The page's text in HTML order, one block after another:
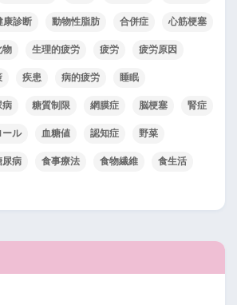
康診断 動物性脂肪 合併症 心筋梗塞
物 生理的疲労 疲労 疲労原因
疾患 病的疲労 睡眠
病 糖質制限 網膜症 脳梗塞 腎症
ール 血糖値 認知症 野菜
尿病 食事療法 食物繊維 食生活